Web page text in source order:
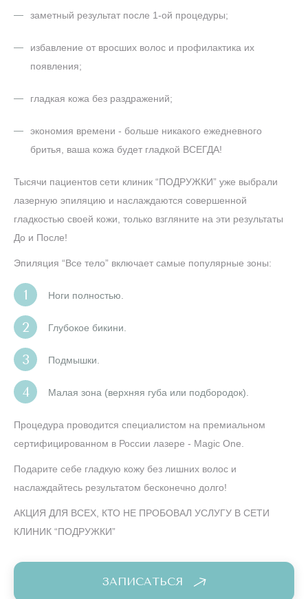
заметный результат после 1-ой процедуры;
избавление от вросших волос и профилактика их
появления;
гладкая кожа без раздражений;
экономия времени - больше никакого ежедневного
бритья, ваша кожа будет гладкой ВСЕГДА!
Тысячи пациентов сети клиник “ПОДРУЖКИ” уже выбрали
лазерную эпиляцию и наслаждаются совершенной
гладкостью своей кожи, только взгляните на эти результаты
До и После!
Эпиляция “Все тело” включает самые популярные зоны:
Ноги полностью.
Глубокое бикини.
Подмышки.
Малая зона (верхняя губа или подбородок).
Процедура проводится специалистом на премиальном
сертифицированном в России лазере - Magic One.
Подарите себе гладкую кожу без лишних волос и
наслаждайтесь результатом бесконечно долго!
АКЦИЯ ДЛЯ ВСЕХ, КТО НЕ ПРОБОВАЛ УСЛУГУ В СЕТИ
КЛИНИК “ПОДРУЖКИ”
ЗАПИСАТЬСЯ